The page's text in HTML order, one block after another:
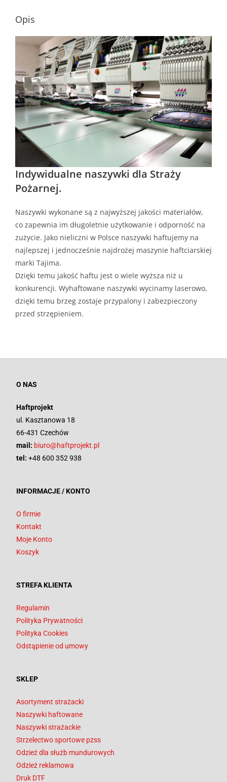
Opis
Indywidualne naszywki dla Straży
Pożarnej.
Naszywki wykonane są z najwyższej jakości materiałów,
co zapewnia im długoletnie użytkowanie i odporność na
zużycie. Jako nieliczni w Polsce naszywki haftujemy na
najlepszej i jednocześnie najdrożej maszynie haftciarskiej
marki Tajima.
Dzięki temu jakość haftu jest o wiele wyższa niż u
konkurencji. Wyhaftowane naszywki wycinamy laserowo,
dzięki temu brzeg zostaje przypalony i zabezpieczony
przed strzępieniem.
O NAS
Haftprojekt
ul. Kasztanowa 18
66-431 Czechów
mail: biuro@haftprojekt.pl
tel: +48 600 352 938
INFORMACJE / KONTO
O firmie
Kontakt
Moje Konto
Koszyk
STREFA KLIENTA
Regulamin
Polityka Prywatności
Polityka Cookies
Odstąpienie od umowy
SKLEP
Asortyment strażacki
Naszywki haftowane
Naszywki strażackie
Strzelectwo sportowe pzss
Odzież dla służb mundurowych
Odzież reklamowa
Druk DTF